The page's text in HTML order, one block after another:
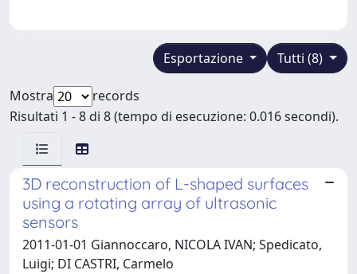
Tutti (8)
Esportazione
Mostra
records
Risultati 1 - 8 di 8 (tempo di esecuzione: 0.016 secondi).
3D reconstruction of L-shaped surfaces
using a rotating array of ultrasonic
sensors
2011-01-01 Giannoccaro, NICOLA IVAN; Spedicato,
Luigi; DI CASTRI, Carmelo